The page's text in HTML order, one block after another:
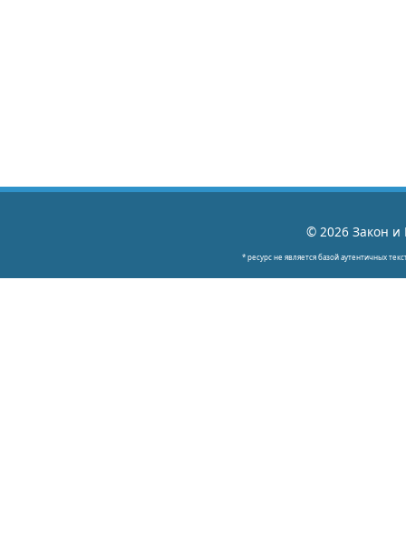
© 2026 Закон и
* ресурс не является базой аутентичных